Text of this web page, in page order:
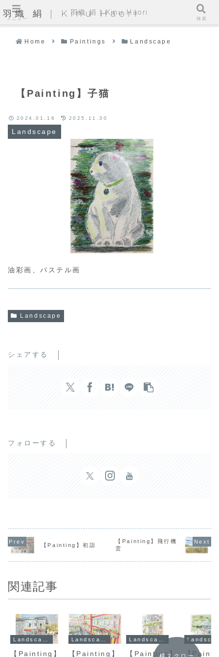
羽織 絹 | Kinu Haori
Home Paintings Landscape
【Painting】子猫
Landscape
2024.01.16 2025.11.30
油彩画、パステル画
Landscape
シェアする
フォローする
【Painting】初詣
【Painting】飛行機
雲
関連記事
【Painting】 【Painting】 【Painting】 【
メニュー
羽織 絹 | Kinu Haori
検索